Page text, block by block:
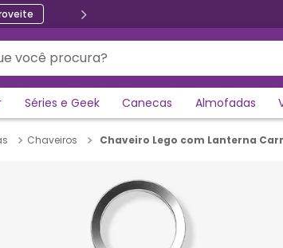
procura?
Séries e Geek Canecas Almofadas
Chaveiros Chaveiro Lego com Lanterna